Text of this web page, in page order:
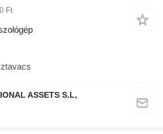
Ft
ASSETS S.L,